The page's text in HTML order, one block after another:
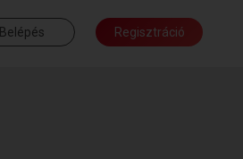
Belépés Regisztráció